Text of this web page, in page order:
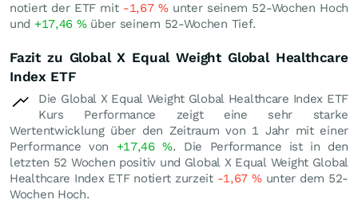
notiert der ETF mit -1,67 %unter seinem 52-Wochen Hoch
und +17,46 %über seinem 52-Wochen Tief.
Fazit zu Global X Equal Weight Global Healthcare
Index ETF
Die Global X Equal Weight Global Healthcare Index ETF
Kurs Performance zeigt eine sehr starke
Wertentwicklung über den Zeitraum von 1 Jahr mit einer
Performance von +17,46%. Die Performance ist in den
letzten 52 Wochen positiv und Global X Equal Weight Global
Healthcare Index ETF notiert zurzeit -1,67%unter dem 52-
Wochen Hoch.